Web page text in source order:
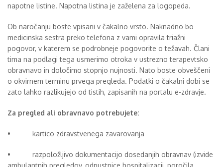
napotne listine. Napotna listina je zaželena za logopeda.
Ob naročanju boste vpisani v čakalno vrsto. Naknadno bo
medicinska sestra preko telefona z vami opravila triažni
pogovor, v katerem se podrobneje pogovorite o težavah. Člani
tima na podlagi tega usmerimo otroka v ustrezno terapevtsko
obravnavo in določimo stopnjo nujnosti. Nato boste obveščeni
o okvirnem terminu prvega pregleda. Podatki o čakalni dobi se
zato lahko razlikujejo od tistih, zapisanih na portalu e-zdravje.
Za pregled ali obravnavo potrebujete:
• kartico zdravstvenega zavarovanja
• razpoložljivo dokumentacijo dosedanjih obravnav (izvide